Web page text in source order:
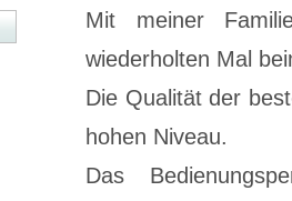
Mit meiner
wiederholten Mal
Die Qualität der
hohen Niveau.
Das